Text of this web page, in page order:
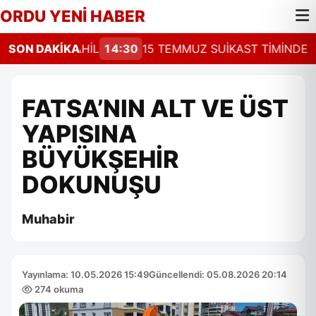
ORDU YENİ HABER
SON DAKİKA
ROTASI SAHİL 14:30 15 TEMMUZ SUİKAST TİMİNDEKİ
FATSA’NIN ALT VE ÜST
YAPISINA
BÜYÜKŞEHİR
DOKUNUŞU
Muhabir
Yayınlama: 10.05.2026 15:49Güncellendi: 05.08.2026 20:14
274 okuma